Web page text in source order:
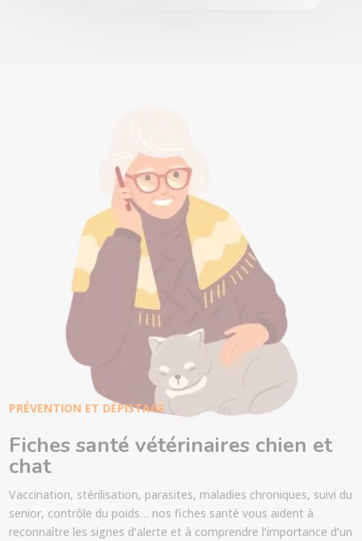
Fiches santé vétérinaires chien et
chat
PRÉVENTION ET DÉPISTAGE
Vaccination, stérilisation, parasites, maladies chroniques, suivi du
senior, contrôle du poids… nos fiches santé vous aident à
reconnaître les signes d’alerte et à comprendre l’importance d’un